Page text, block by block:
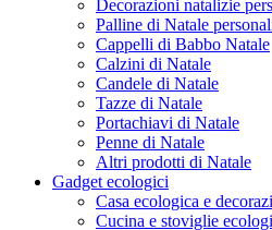
Decorazioni natalizie
Palline di Natale
Cappelli di Babbo Natale
Calzini di Natale
Candele di Natale
Tazze di Natale
Portachiavi di Natale
Penne di Natale
Altri prodotti di Natale
Gadget ecologici
Casa ecologica e
Cucina e stoviglie